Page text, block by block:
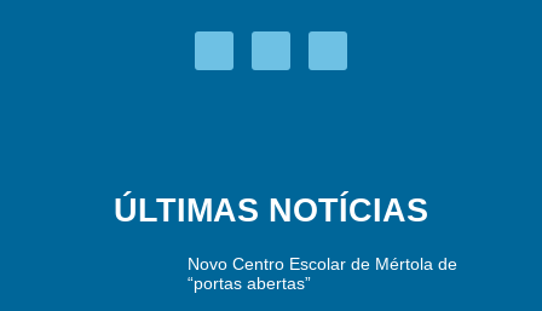
ÚLTIMAS NOTÍCIAS
Novo Centro Escolar de Mértola de
“portas abertas”